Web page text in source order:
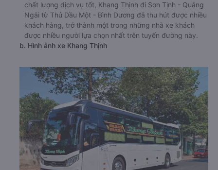
chất lượng dịch vụ tốt, Khang Thịnh đi Sơn Tịnh - Quảng
Ngãi từ Thủ Dầu Một - Bình Dương đã thu hút được nhiều
khách hàng, trở thành một trong những nhà xe khách
được nhiều người lựa chọn nhất trên tuyến đường này.
b. Hình ảnh xe Khang Thịnh